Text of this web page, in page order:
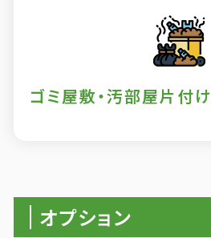
ゴミ屋敷・汚部屋片付け
オプション